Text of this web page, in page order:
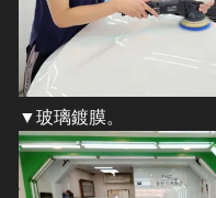
​▼玻璃鍍膜。